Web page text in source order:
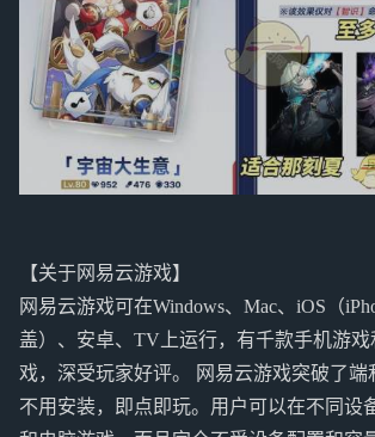
【关于网易云游戏】
网易云游戏可在Windows、Mac、iOS（
盖）、安卓、TV上运行，有千款手机游
戏，深受玩家好评。 网易云游戏突破了端
不用安装，即点即玩。用户可以在不同设